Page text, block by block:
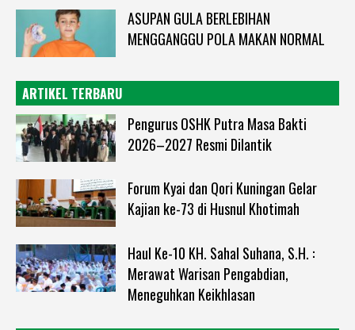
ASUPAN GULA BERLEBIHAN
MENGGANGGU POLA MAKAN NORMAL
ARTIKEL TERBARU
Pengurus OSHK Putra Masa Bakti
2026–2027 Resmi Dilantik
Forum Kyai dan Qori Kuningan Gelar
Kajian ke-73 di Husnul Khotimah
Haul Ke-10 KH. Sahal Suhana, S.H. :
Merawat Warisan Pengabdian,
Meneguhkan Keikhlasan